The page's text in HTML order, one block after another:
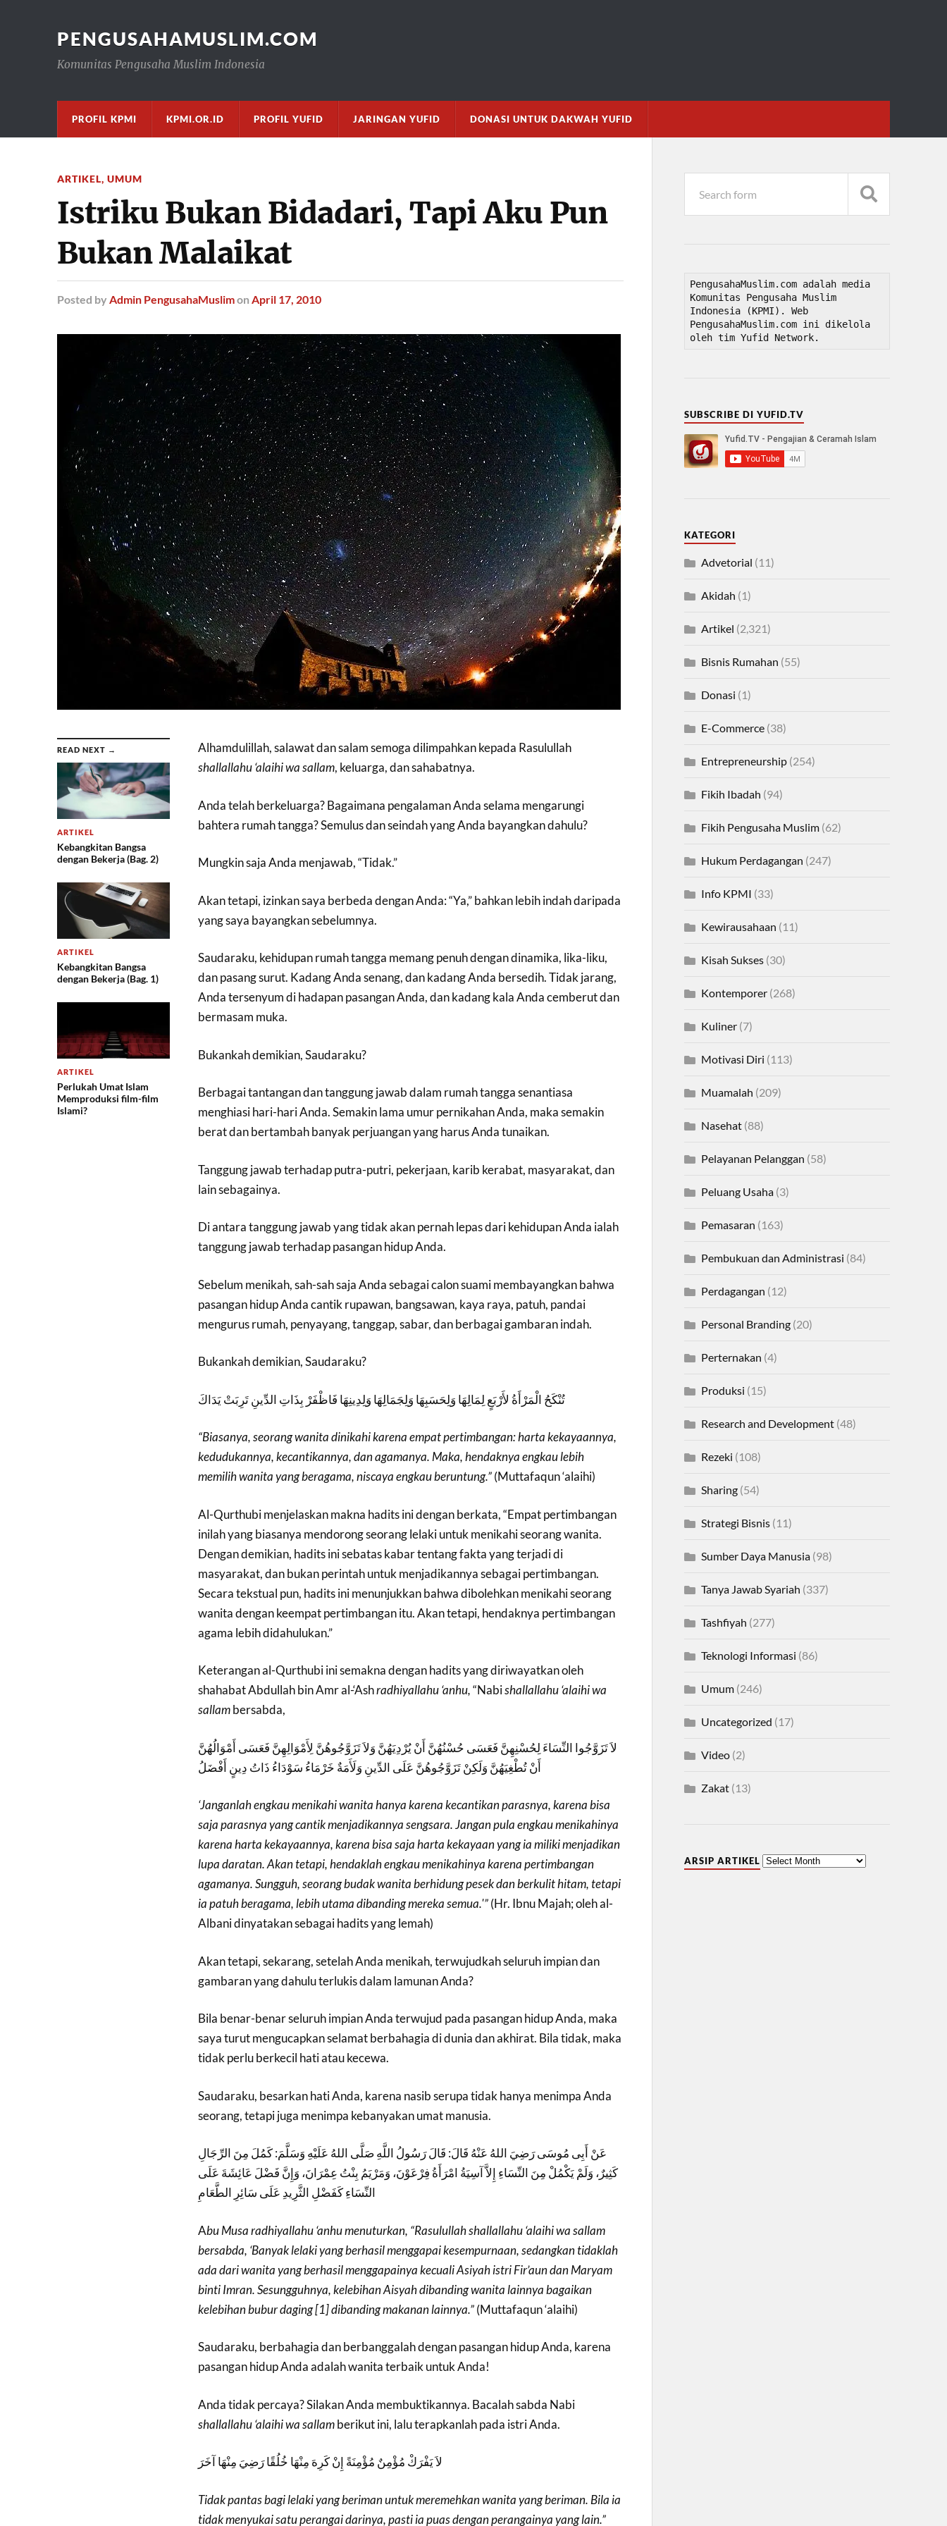
PENGUSAHAMUSLIM.COM
Komunitas Pengusaha Muslim Indonesia
PROFIL KPMI KPMI.OR.ID PROFIL YUFID JARINGAN YUFID DONASI UNTUK DAKWAH YUFID
ARTIKEL, UMUM
Istriku Bukan Bidadari, Tapi Aku Pun
Bukan Malaikat
Posted by Admin PengusahaMuslimon April 17, 2010
READ NEXT →
ARTIKEL
Kebangkitan Bangsa
dengan Bekerja (Bag. 2)
ARTIKEL
Kebangkitan Bangsa
dengan Bekerja (Bag. 1)
ARTIKEL
Perlukah Umat Islam
Memproduksi film-film
Islami?
Alhamdulillah, salawat dan salam semoga dilimpahkan kepada Rasulullah
shallallahu ‘alaihi wa sallam, keluarga, dan sahabatnya.
Anda telah berkeluarga? Bagaimana pengalaman Anda selama mengarungi
bahtera rumah tangga? Semulus dan seindah yang Anda bayangkan dahulu?
Mungkin saja Anda menjawab, “Tidak.”
Akan tetapi, izinkan saya berbeda dengan Anda: “Ya,” bahkan lebih indah daripada
yang saya bayangkan sebelumnya.
Saudaraku, kehidupan rumah tangga memang penuh dengan dinamika, lika-liku,
dan pasang surut. Kadang Anda senang, dan kadang Anda bersedih. Tidak jarang,
Anda tersenyum di hadapan pasangan Anda, dan kadang kala Anda cemberut dan
bermasam muka.
Bukankah demikian, Saudaraku?
Berbagai tantangan dan tanggung jawab dalam rumah tangga senantiasa
menghiasi hari-hari Anda. Semakin lama umur pernikahan Anda, maka semakin
berat dan bertambah banyak perjuangan yang harus Anda tunaikan.
Tanggung jawab terhadap putra-putri, pekerjaan, karib kerabat, masyarakat, dan
lain sebagainya.
Di antara tanggung jawab yang tidak akan pernah lepas dari kehidupan Anda ialah
tanggung jawab terhadap pasangan hidup Anda.
Sebelum menikah, sah-sah saja Anda sebagai calon suami membayangkan bahwa
pasangan hidup Anda cantik rupawan, bangsawan, kaya raya, patuh, pandai
mengurus rumah, penyayang, tanggap, sabar, dan berbagai gambaran indah.
Bukankah demikian, Saudaraku?
تُنْكَحُ الْمَرْأَةُ لأَرْبَعٍ لِمَالِهَا وَلِحَسَبِهَا وَلِجَمَالِهَا وَلِدِينِهَا فَاظْفَرْ بِذَاتِ الدِّينِ تَرِبَتْ يَدَاكَ
“Biasanya, seorang wanita dinikahi karena empat pertimbangan: harta kekayaannya,
kedudukannya, kecantikannya, dan agamanya. Maka, hendaknya engkau lebih
memilih wanita yang beragama, niscaya engkau beruntung.”(Muttafaqun ‘alaihi)
Al-Qurthubi menjelaskan makna hadits ini dengan berkata, “Empat pertimbangan
inilah yang biasanya mendorong seorang lelaki untuk menikahi seorang wanita.
Dengan demikian, hadits ini sebatas kabar tentang fakta yang terjadi di
masyarakat, dan bukan perintah untuk menjadikannya sebagai pertimbangan.
Secara tekstual pun, hadits ini menunjukkan bahwa dibolehkan menikahi seorang
wanita dengan keempat pertimbangan itu. Akan tetapi, hendaknya pertimbangan
agama lebih didahulukan.”
Keterangan al-Qurthubi ini semakna dengan hadits yang diriwayatkan oleh
shahabat Abdullah bin Amr al-‘Ashradhiyallahu ‘anhu,“Nabishallallahu ‘alaihi wa
sallambersabda,
لاَ تَزَوَّجُوا النِّسَاءَ لِحُسْنِهِنَّ فَعَسَى حُسْنُهُنَّ أَنْ يُرْدِيَهُنَّ وَلاَ تَزَوَّجُوهُنَّ لِأَمْوَالِهِنَّ فَعَسَى أَمْوَالُهُنَّ
أَنْ تُطْغِيَهُنَّ وَلَكِنْ تَزَوَّجُوهُنَّ عَلَى الدِّينِ وَلَأَمَةٌ خَرْمَاءُ سَوْدَاءُ ذَاتُ دِينٍ أَفْضَلُ
‘Janganlah engkau menikahi wanita hanya karena kecantikan parasnya, karena bisa
saja parasnya yang cantik menjadikannya sengsara. Jangan pula engkau menikahinya
karena harta kekayaannya, karena bisa saja harta kekayaan yang ia miliki menjadikan
lupa daratan. Akan tetapi, hendaklah engkau menikahinya karena pertimbangan
agamanya. Sungguh, seorang budak wanita berhidung pesek dan berkulit hitam, tetapi
ia patuh beragama, lebih utama dibanding mereka semua.'”(Hr. Ibnu Majah; oleh al-
Albani dinyatakan sebagai hadits yang lemah)
Akan tetapi, sekarang, setelah Anda menikah, terwujudkah seluruh impian dan
gambaran yang dahulu terlukis dalam lamunan Anda?
Bila benar-benar seluruh impian Anda terwujud pada pasangan hidup Anda, maka
saya turut mengucapkan selamat berbahagia di dunia dan akhirat. Bila tidak, maka
tidak perlu berkecil hati atau kecewa.
Saudaraku, besarkan hati Anda, karena nasib serupa tidak hanya menimpa Anda
seorang, tetapi juga menimpa kebanyakan umat manusia.
عَنْ أَبِى مُوسَى رَضِيَ اللهُ عَنْهُ قَالَ: قَالَ رَسُولُ اللَّهِ صَلَّى اللهُ عَلَيْهِ وَسَلَّمَ: كَمُلَ مِنَ الرِّجَالِ
كَثِيرٌ، وَلَمْ يَكْمُلْ مِنَ النِّسَاءِ إِلاَّ آسِيَةُ امْرَأَةُ فِرْعَوْنَ، وَمَرْيَمُ بِنْتُ عِمْرَانَ، وَإِنَّ فَضْلَ عَائِشَةَ عَلَى
النِّسَاءِ كَفَضْلِ الثَّرِيدِ عَلَى سَائِرِ الطَّعَامِ
Abu Musa radhiyallahu ‘anhu menuturkan, “Rasulullah shallallahu ‘alaihi wa sallam
bersabda, ‘Banyak lelaki yang berhasil menggapai kesempurnaan, sedangkan tidaklah
ada dari wanita yang berhasil menggapainya kecuali Asiyah istri Fir’aun dan Maryam
binti Imran. Sesungguhnya, kelebihan Aisyah dibanding wanita lainnya bagaikan
kelebihan bubur daging [1] dibanding makanan lainnya.”(Muttafaqun ‘alaihi)
Saudaraku, berbahagia dan berbanggalah dengan pasangan hidup Anda, karena
pasangan hidup Anda adalah wanita terbaik untuk Anda!
Anda tidak percaya? Silakan Anda membuktikannya. Bacalah sabda Nabi
shallallahu ‘alaihi wa sallamberikut ini, lalu terapkanlah pada istri Anda.
لاَ يَفْرَكْ مُؤْمِنٌ مُؤْمِنَةً إِنْ كَرِهَ مِنْهَا خُلُقًا رَضِيَ مِنْهَا آخَرَ
Tidak pantas bagi lelaki yang beriman untuk meremehkan wanita yang beriman. Bila ia
tidak menyukai satu perangai darinya, pasti ia puas dengan perangainya yang lain.”
PengusahaMuslim.com adalah media
Komunitas Pengusaha Muslim
Indonesia (KPMI). Web
PengusahaMuslim.com ini dikelola
oleh tim Yufid Network.
SUBSCRIBE DI YUFID.TV
KATEGORI
Advetorial (11)
Akidah (1)
Artikel (2,321)
Bisnis Rumahan (55)
Donasi (1)
E-Commerce(38)
Entrepreneurship(254)
Fikih Ibadah (94)
Fikih Pengusaha Muslim(62)
Hukum Perdagangan (247)
Info KPMI (33)
Kewirausahaan (11)
Kisah Sukses(30)
Kontemporer(268)
Kuliner(7)
Motivasi Diri (113)
Muamalah (209)
Nasehat(88)
Pelayanan Pelanggan (58)
Peluang Usaha(3)
Pemasaran (163)
Pembukuan dan Administrasi (84)
Perdagangan (12)
Personal Branding(20)
Perternakan (4)
Produksi (15)
Research and Development(48)
Rezeki (108)
Sharing(54)
Strategi Bisnis(11)
Sumber Daya Manusia(98)
Tanya Jawab Syariah (337)
Tashfiyah (277)
Teknologi Informasi (86)
Umum(246)
Uncategorized (17)
Video(2)
Zakat(13)
ARSIP ARTIKEL